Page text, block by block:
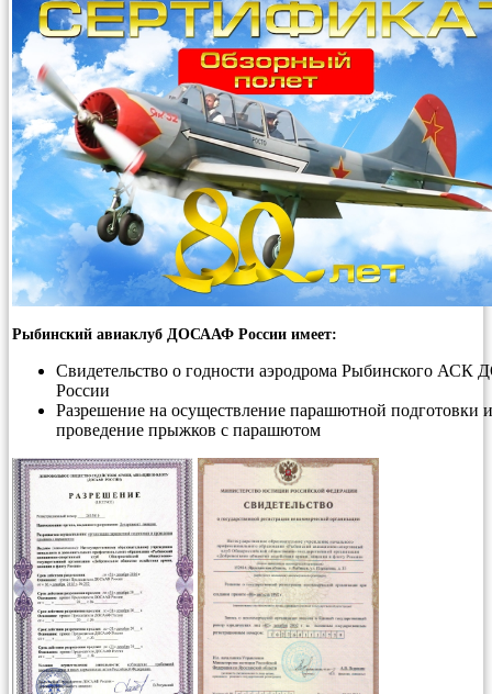
Рыбинский авиаклуб ДОСААФ России имеет:
Свидетельство о годности аэродрома Рыбинского
России
Разрешение на осуществление парашютной подготовки и
проведение прыжков с парашютом